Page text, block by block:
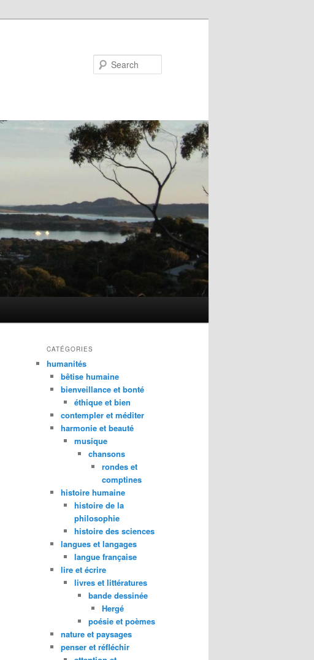
CATÉGORIES
humanités
bêtise humaine
bienveillance et bonté
éthique et bien
contempler et méditer
harmonie et beauté
musique
chansons
rondes et
comptines
histoire humaine
histoire de la
philosophie
histoire des sciences
langues et langages
langue française
lire et écrire
livres et littératures
bande dessinée
Hergé
poésie et poèmes
nature et paysages
penser et réfléchir